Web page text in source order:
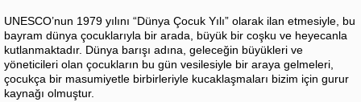
UNESCO’nun 1979 yılını “Dünya Çocuk Yılı” olarak ilan etmesiyle, bu
bayram dünya çocuklarıyla bir arada, büyük bir coşku ve heyecanla
kutlanmaktadır. Dünya barışı adına, geleceğin büyükleri ve
yöneticileri olan çocukların bu gün vesilesiyle bir araya gelmeleri,
çocukça bir masumiyetle birbirleriyle kucaklaşmaları bizim için gurur
kaynağı olmuştur.